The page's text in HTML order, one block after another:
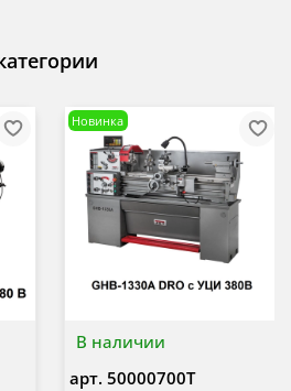
В наличии
Новинка
арт. 50000700T